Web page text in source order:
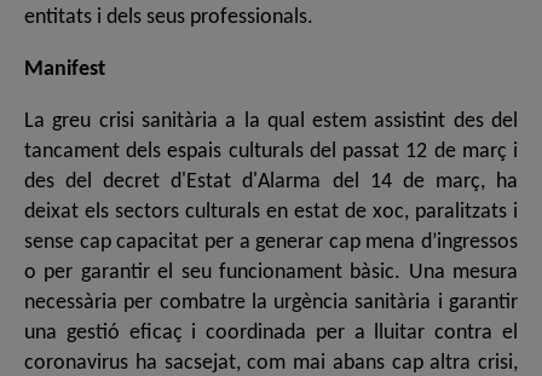
entitats i dels seus professionals.
Manifest
La greu crisi sanitària a la qual estem assistint des del
tancament dels espais culturals del passat 12 de març i
des del decret d'Estat d'Alarma del 14 de març, ha
deixat els sectors culturals en estat de xoc, paralitzats i
sense cap capacitat per a generar cap mena d’ingressos
o per garantir el seu funcionament bàsic. Una mesura
necessària per combatre la urgència sanitària i garantir
una gestió eficaç i coordinada per a lluitar contra el
coronavirus ha sacsejat, com mai abans cap altra crisi,